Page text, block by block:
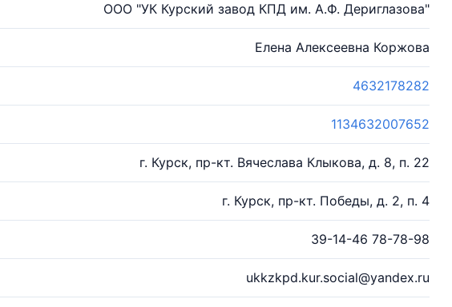
ООО "УК Курский завод КПД им. А.Ф. Дериглазова"
Елена Алексеевна Коржова
4632178282
1134632007652
г. Курск, пр-кт. Вячеслава Клыкова, д. 8, п. 22
г. Курск, пр-кт. Победы, д. 2, п. 4
39-14-46 78-78-98
ukkzkpd.kur.social@yandex.ru